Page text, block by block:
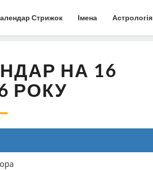
Стрижок Імена Астрологія
НА 16
РОКУ